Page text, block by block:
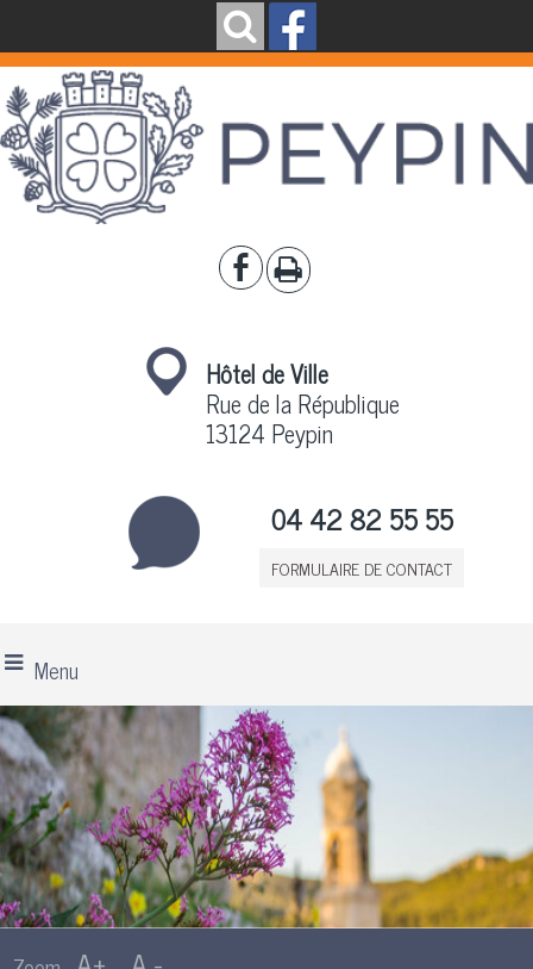
Hôtel de Ville
Rue de la République
13124 Peypin
04 42 82 55 55
FORMULAIRE DE CONTACT
Menu